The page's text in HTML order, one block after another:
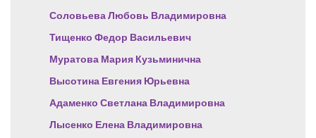
Соловьева Любовь Владимировна
Тищенко Федор Васильевич
Муратова Мария Кузьминична
Высотина Евгения Юрьевна
Адаменко Светлана Владимировна
Лысенко Елена Владимировна